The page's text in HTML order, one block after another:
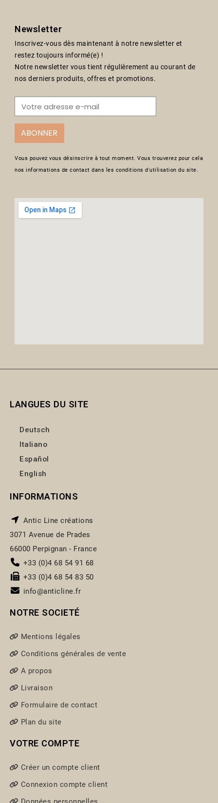
Newsletter
Inscrivez-vous dès maintenant à notre newsletter et
restez toujours informé(e) !
Notre newsletter vous tient régulièrement au courant de
nos derniers produits, offres et promotions.
ABONNER
Vous pouvez vous désinscrire à tout moment. Vous trouverez pour cela
nos informations de contact dans les conditions d'utilisation du site.
LANGUES DU SITE
Deutsch
Italiano
Español
English
INFORMATIONS
Antic Line créations
3071 Avenue de Prades
66000 Perpignan - France
+33 (0)4 68 54 91 68
+33 (0)4 68 54 83 50
info@anticline.fr
NOTRE SOCIETÉ
Mentions légales
Conditions générales de vente
A propos
Livraison
Formulaire de contact
Plan du site
VOTRE COMPTE
Créer un compte client
Connexion compte client